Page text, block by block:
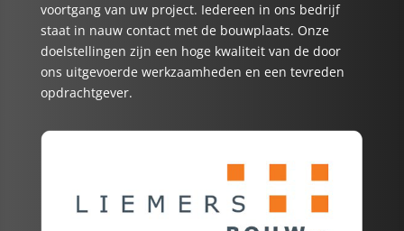
voortgang van uw project. Iedereen in ons bedrijf
staat in nauw contact met de bouwplaats. Onze
doelstellingen zijn een hoge kwaliteit van de door
ons uitgevoerde werkzaamheden en een tevreden
opdrachtgever.